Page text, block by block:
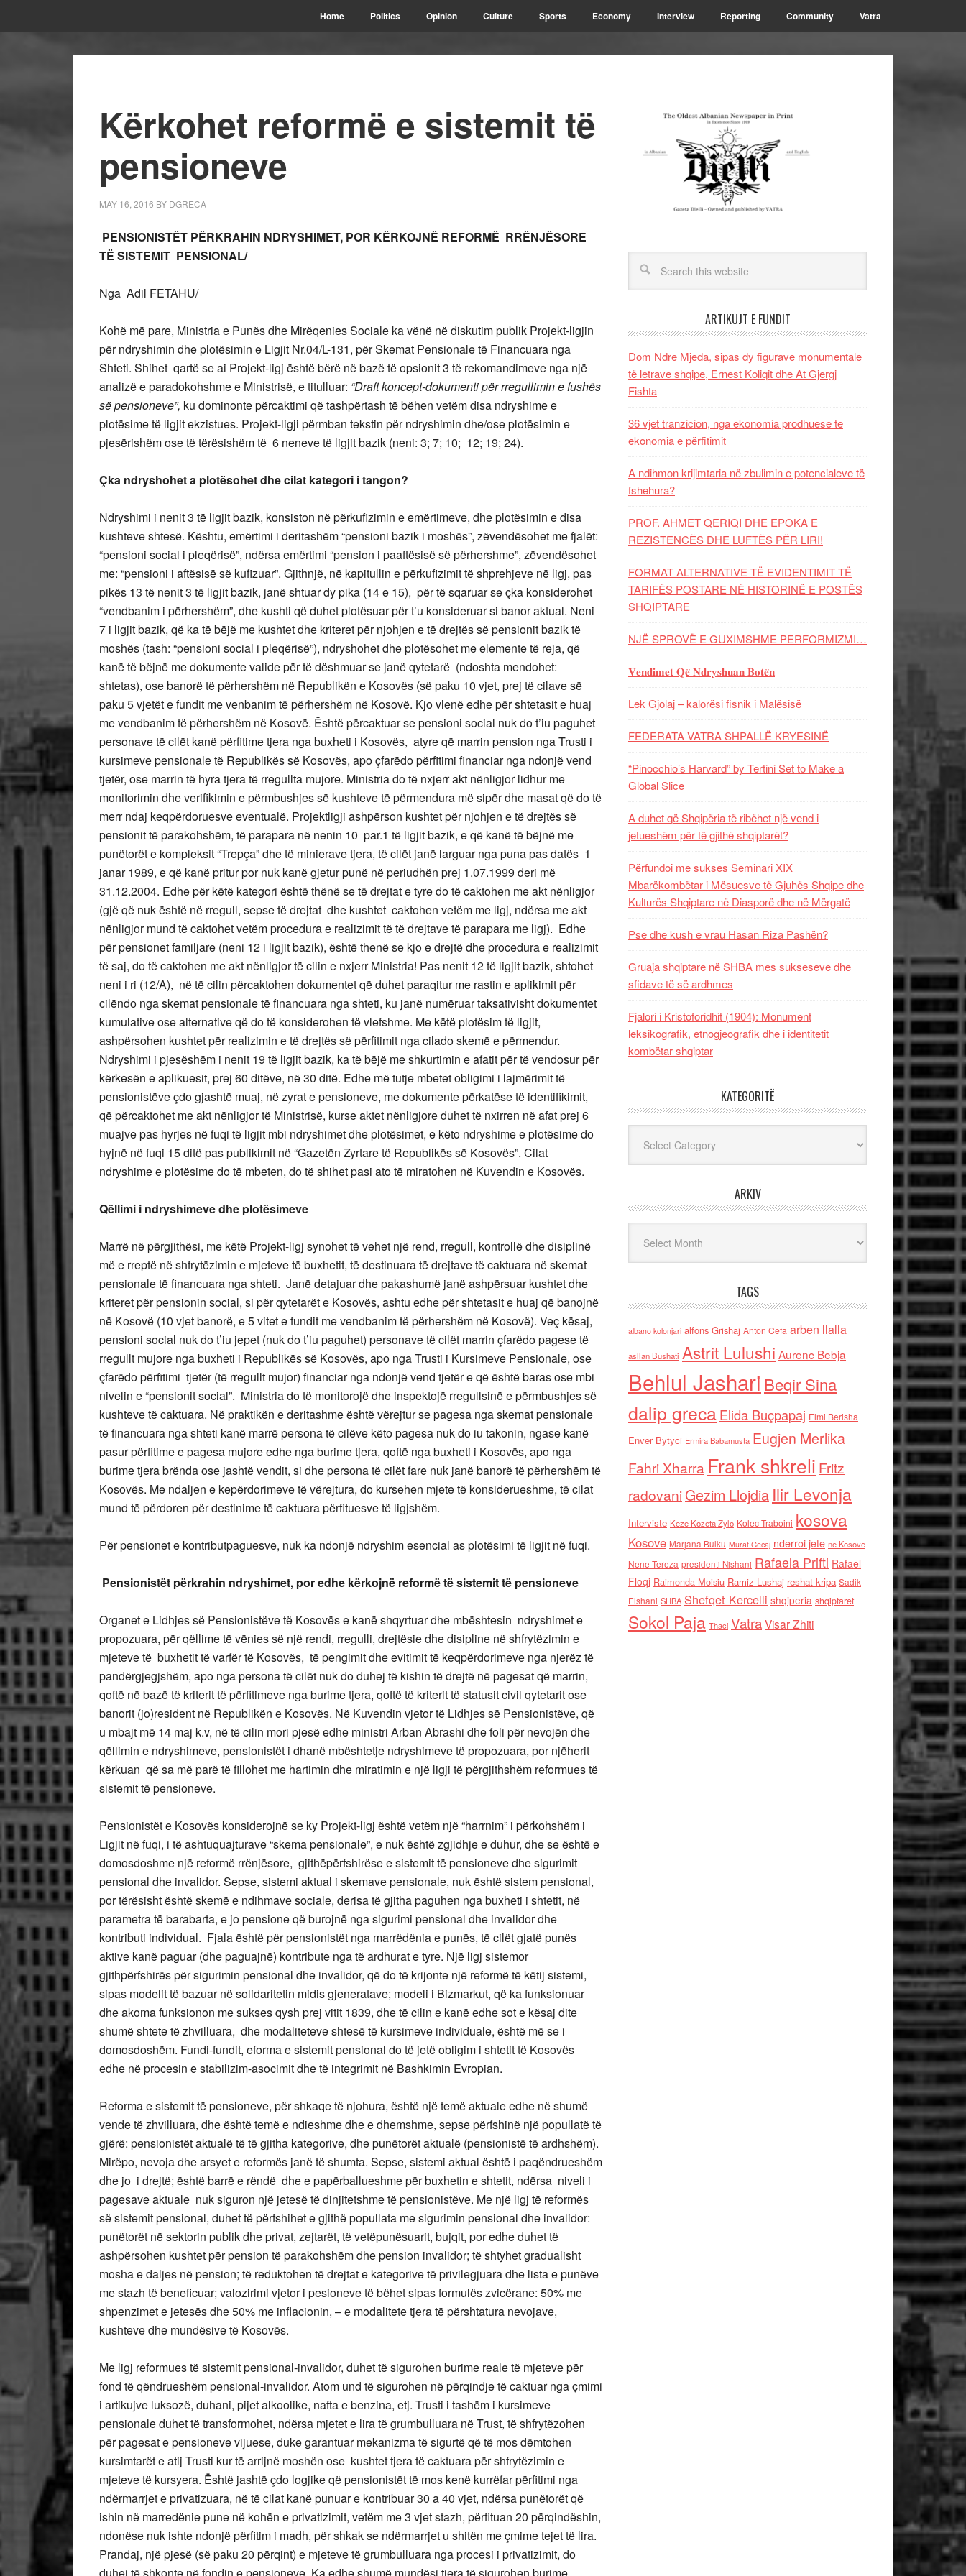
Home Politics Opinion Culture Sports Economy Interview Reporting Community Vatra
Kërkohet reformë e sistemit të
pensioneve
MAY 16, 2016 BY DGRECA
PENSIONISTËT PËRKRAHIN NDRYSHIMET, POR KËRKOJNË REFORMË RRËNJËSORE
TË SISTEMIT PENSIONAL/
Nga Adil FETAHU/
Kohë më pare, Ministria e Punës dhe Mirëqenies Sociale ka vënë në diskutim publik Projekt-ligjin
për ndryshimin dhe plotësimin e Ligjit Nr.04/L-131, për Skemat Pensionale të Financuara nga
Shteti. Shihet qartë se ai Projekt-ligj është bërë në bazë të opsionit 3 të rekomandimeve nga një
analizë e paradokohshme e Ministrisë, e titulluar: “Draft koncept-dokumenti për rregullimin e fushës
së pensioneve”, ku dominonte përcaktimi që tashpërtash të bëhen vetëm disa ndryshime e
plotësime të ligjit ekzistues. Projekt-ligji përmban tekstin për ndryshimin dhe/ose plotësimin e
pjesërishëm ose të tërësishëm të 6 neneve të ligjit bazik (neni: 3; 7; 10; 12; 19; 24).
Çka ndryshohet a plotësohet dhe cilat kategori i tangon?
Ndryshimi i nenit 3 të ligjit bazik, konsiston në përkufizimin e emërtimeve, dhe plotësimin e disa
kushteve shtesë. Kështu, emërtimi i deritashëm “pensioni bazik i moshës”, zëvendësohet me fjalët:
“pensioni social i pleqërisë”, ndërsa emërtimi “pension i paaftësisë së përhershme”, zëvendësohet
me: “pensioni i aftësisë së kufizuar”. Gjithnjë, në kapitullin e përkufizimit të shprehjeve në ligj, pas
pikës 13 të nenit 3 të ligjit bazik, janë shtuar dy pika (14 e 15), për të sqaruar se çka konsiderohet
“vendbanim i përhershëm”, dhe kushti që duhet plotësuar për t’u konsideruar si banor aktual. Neni
7 i ligjit bazik, që ka të bëjë me kushtet dhe kriteret për njohjen e të drejtës së pensionit bazik të
moshës (tash: “pensioni social i pleqërisë”), ndryshohet dhe plotësohet me elemente të reja, që
kanë të bëjnë me dokumente valide për të dëshmuar se janë qytetarë (ndoshta mendohet:
shtetas), ose banorë të përhershëm në Republikën e Kosovës (së paku 10 vjet, prej të cilave së
paku 5 vjetët e fundit me venbanim të përhershëm në Kosovë. Kjo vlenë edhe për shtetasit e huaj
me vendbanim të përhershëm në Kosovë. Është përcaktuar se pensioni social nuk do t’iu paguhet
personave të cilët kanë përfitime tjera nga buxheti i Kosovës, atyre që marrin pension nga Trusti i
kursimeve pensionale të Republikës së Kosovës, apo çfarëdo përfitimi financiar nga ndonjë vend
tjetër, ose marrin të hyra tjera të rregullta mujore. Ministria do të nxjerr akt nënligjor lidhur me
monitorimin dhe verifikimin e përmbushjes së kushteve të përmendura më sipër dhe masat që do të
merr ndaj keqpërdoruesve eventualë. Projektligji ashpërson kushtet për njohjen e të drejtës së
pensionit të parakohshëm, të parapara në nenin 10 par.1 të ligjit bazik, e që kanë të bëjnë me
punëtorët e kompleksit “Trepça” dhe të minierave tjera, të cilët janë larguar nga puna pas datës 1
janar 1989, e që kanë pritur por nuk kanë gjetur punë në periudhën prej 1.07.1999 deri më
31.12.2004. Edhe për këtë kategori është thënë se të drejtat e tyre do të caktohen me akt nënligjor
(gjë që nuk është në rregull, sepse të drejtat dhe kushtet caktohen vetëm me ligj, ndërsa me akt
nënligjor mund të caktohet vetëm procedura e realizimit të të drejtave të parapara me ligj). Edhe
për pensionet familjare (neni 12 i ligjit bazik), është thenë se kjo e drejtë dhe procedura e realizimit
të saj, do të caktohen me akt nënligjor të cilin e nxjerr Ministria! Pas nenit 12 të ligjit bazik, shtohet
neni i ri (12/A), në të cilin përcaktohen dokumentet që duhet paraqitur me rastin e aplikimit për
cilëndo nga skemat pensionale të financuara nga shteti, ku janë numëruar taksativisht dokumentet
kumulative ose alternative që do të konsiderohen të vlefshme. Me këtë plotësim të ligjit,
ashpërsohen kushtet për realizimin e të drejtës së përfitimit nga cilado skemë e përmendur.
Ndryshimi i pjesëshëm i nenit 19 të ligjit bazik, ka të bëjë me shkurtimin e afatit për të vendosur për
kërkesën e aplikuesit, prej 60 ditëve, në 30 ditë. Edhe më tutje mbetet obligimi i lajmërimit të
pensionistëve çdo gjashtë muaj, në zyrat e pensioneve, me dokumente përkatëse të identifikimit,
që përcaktohet me akt nënligjor të Ministrisë, kurse aktet nënligjore duhet të nxirren në afat prej 6
muajve pas hyrjes në fuqi të ligjit mbi ndryshimet dhe plotësimet, e këto ndryshime e plotësime do
hyjnë në fuqi 15 ditë pas publikimit në “Gazetën Zyrtare të Republikës së Kosovës”. Cilat
ndryshime e plotësime do të mbeten, do të shihet pasi ato të miratohen në Kuvendin e Kosovës.
Qëllimi i ndryshimeve dhe plotësimeve
Marrë në përgjithësi, me këtë Projekt-ligj synohet të vehet një rend, rregull, kontrollë dhe disiplinë
më e rreptë në shfrytëzimin e mjeteve të buxhetit, të destinuara të drejtave të caktuara në skemat
pensionale të financuara nga shteti. Janë detajuar dhe pakashumë janë ashpërsuar kushtet dhe
kriteret për pensionin social, si për qytetarët e Kosovës, ashtu edhe për shtetasit e huaj që banojnë
në Kosovë (10 vjet banorë, e 5 vitet e fundit me vendbanim të përhershëm në Kosovë). Veç kësaj,
pensioni social nuk do t’iu jepet (nuk do t’iu paguhet) personave të cilët marrin çfarëdo pagese të
rregullt mujore nga buxheti i Republikës së Kosovës, apo nga Trusti i Kursimeve Pensionale, ose
çfarëdo përfitimi tjetër (të rregullt mujor) financiar nga ndonjë vend tjetër e që është baras ose mbi
nivelin e “pensionit social”. Ministria do të monitorojë dhe inspektojë rregullsinë e përmbushjes së
kushteve të caktuara. Në praktikën e deritashme është vërejtur se pagesa nga skemat pensionale
të financuara nga shteti kanë marrë persona të cilëve këto pagesa nuk do iu takonin, ngase kanë
pasur përfitime e pagesa mujore edhe nga burime tjera, qoftë nga buxheti i Kosovës, apo nga
burime tjera brënda ose jashtë vendit, si dhe persona të cilët fare nuk janë banorë të përhershëm të
Kosovës. Me ndaljen e kepërdorimeve të vërejtura, do kursehen mjete të konsiderueshme, të cilat
mund të përdoren për destinime të caktuara përfituesve të ligjshëm.
Për pensionet e kontributpaguesve, nuk ka ndonjë ndryshim esencial as plotësimi të ligjit në fuqi.
Pensionistët përkrahin ndryshimet, por edhe kërkojnë reformë të sistemit të pensioneve
Organet e Lidhjes së Pensionistëve të Kosovës e kanë shqyrtuar dhe mbështesin ndryshimet e
propozuara, për qëllime të vënies së një rendi, rregulli, drejtësie dhe disipline në shfrytëzimin e
mjeteve të buxhetit të varfër të Kosovës, të pengimit dhe evitimit të keqpërdorimeve nga njerëz të
pandërgjegjshëm, apo nga persona të cilët nuk do duhej të kishin të drejtë në pagesat që marrin,
qoftë në bazë të kriterit të përfitimeve nga burime tjera, qoftë të kriterit të statusit civil qytetarit ose
banorit (jo)resident në Republikën e Kosovës. Në Kuvendin vjetor të Lidhjes së Pensionistëve, që
u mbajt më 14 maj k.v, në të cilin mori pjesë edhe ministri Arban Abrashi dhe foli për nevojën dhe
qëllimin e ndryshimeve, pensionistët i dhanë mbështetje ndryshimeve të propozuara, por njëherit
kërkuan që sa më parë të fillohet me hartimin dhe miratimin e një ligji të përgjithshëm reformues të
sistemit të pensioneve.
Pensionistët e Kosovës konsiderojnë se ky Projekt-ligj është vetëm një “harrnim” i përkohshëm i
Ligjit në fuqi, i të ashtuquajturave “skema pensionale”, e nuk është zgjidhje e duhur, dhe se është e
domosdoshme një reformë rrënjësore, gjithëpërfshirëse e sistemit të pensioneve dhe sigurimit
pensional dhe invalidor. Sepse, sistemi aktual i skemave pensionale, nuk është sistem pensional,
por tërësisht është skemë e ndihmave sociale, derisa të gjitha paguhen nga buxheti i shtetit, në
parametra të barabarta, e jo pensione që burojnë nga sigurimi pensional dhe invalidor dhe
kontributi individual. Fjala është për pensionistët nga marrëdënia e punës, të cilët gjatë punës
aktive kanë paguar (dhe paguajnë) kontribute nga të ardhurat e tyre. Një ligj sistemor
gjithpërfshirës për sigurimin pensional dhe invalidor, që do të krijonte një reformë të këtij sistemi,
sipas modelit të bazuar në solidaritetin midis gjeneratave; modeli i Bizmarkut, që ka funksionuar
dhe akoma funksionon me sukses qysh prej vitit 1839, dhe të cilin e kanë edhe sot e kësaj dite
shumë shtete të zhvilluara, dhe modaliteteve shtesë të kursimeve individuale, është më se i
domosdoshëm. Fundi-fundit, eforma e sistemit pensional do të jetë obligim i shtetit të Kosovës
edhe në procesin e stabilizim-asocimit dhe të integrimit në Bashkimin Evropian.
Reforma e sistemit të pensioneve, për shkaqe të njohura, është një temë aktuale edhe në shumë
vende të zhvilluara, dhe është temë e ndieshme dhe e dhemshme, sepse përfshinë një popullatë të
gjërë: pensionistët aktualë të të gjitha kategorive, dhe punëtorët aktualë (pensionistë të ardhshëm).
Mirëpo, nevoja dhe arsyet e reformës janë të shumta. Sepse, sistemi aktual është i paqëndrueshëm
dhe jo i drejtë; është barrë e rëndë dhe e papërballueshme për buxhetin e shtetit, ndërsa niveli i
pagesave aktuale nuk siguron një jetesë të dinjitetshme të pensionistëve. Me një ligj të reformës
së sistemit pensional, duhet të përfshihet e gjithë popullata me sigurimin pensional dhe invalidor:
punëtorët në sektorin publik dhe privat, zejtarët, të vetëpunësuarit, bujqit, por edhe duhet të
ashpërsohen kushtet për pension të parakohshëm dhe pension invalidor; të shtyhet gradualisht
mosha e daljes në pension; të reduktohen të drejtat e kategorive të privilegjuara dhe lista e punëve
me stazh të beneficuar; valozirimi vjetor i pesioneve të bëhet sipas formulës zvicërane: 50% me
shpenzimet e jetesës dhe 50% me inflacionin, – e modalitete tjera të përshtatura nevojave,
kushteve dhe mundësive të Kosovës.
Me ligj reformues të sistemit pensional-invalidor, duhet të sigurohen burime reale të mjeteve për
fond të qëndrueshëm pensional-invalidor. Atom und të sigurohen në përqindje të caktuar nga çmimi
i artikujve luksozë, duhani, pijet alkoolike, nafta e benzina, etj. Trusti i tashëm i kursimeve
pensionale duhet të transformohet, ndërsa mjetet e lira të grumbulluara në Trust, të shfrytëzohen
për pagesat e pensioneve vijuese, duke garantuar mekanizma të sigurtë që të mos dëmtohen
kursimtarët e atij Trusti kur të arrijnë moshën ose kushtet tjera të caktuara për shfrytëzimin e
mjeteve të kursyera. Është jashtë çdo logjike që pensionistët të mos kenë kurrëfar përfitimi nga
ndërmarrjet e privatizuara, në të cilat kanë punuar e kontribuar 30 a 40 vjet, ndërsa punëtorët që
ishin në marredënie pune në kohën e privatizimit, vetëm me 3 vjet stazh, përfituan 20 përqindëshin,
ndonëse nuk ishte ndonjë përfitim i madh, për shkak se ndërmarrjet u shitën me çmime tejet të lira.
Prandaj, një pjesë (së paku 20 përqint) e mjeteve të grumbulluara nga procesi i privatizimit, do
ARTIKUJT E FUNDIT
Dom Ndre Mjeda, sipas dy figurave monumentale
të letrave shqipe, Ernest Koliqit dhe At Gjergj
Fishta
36 vjet tranzicion, nga ekonomia prodhuese te
ekonomia e përfitimit
A ndihmon krijimtaria në zbulimin e potencialeve të
fshehura?
PROF. AHMET QERIQI DHE EPOKA E
REZISTENCЁS DHE LUFTЁS PЁR LIRI!
FORMAT ALTERNATIVE TË EVIDENTIMIT TË
TARIFËS POSTARE NË HISTORINË E POSTËS
SHQIPTARE
NJË SPROVË E GUXIMSHME PERFORMIZMI…
𝐕𝐞𝐧𝐝𝐢𝐦𝐞𝐭 𝐐𝐞̈ 𝐍𝐝𝐫𝐲𝐬𝐡𝐮𝐚𝐧 𝐁𝐨𝐭𝐞̈𝐧
Lek Gjolaj – kalorësi fisnik i Malësisë
FEDERATA VATRA SHPALLË KRYESINË
“Pinocchio’s Harvard” by Tertini Set to Make a
Global Slice
A duhet që Shqipëria të ribëhet një vend i
jetueshëm për të gjithë shqiptarët?
Përfundoi me sukses Seminari XIX
Mbarëkombëtar i Mësuesve të Gjuhës Shqipe dhe
Kulturës Shqiptare në Diasporë dhe në Mërgatë
Pse dhe kush e vrau Hasan Riza Pashën?
Gruaja shqiptare në SHBA mes sukseseve dhe
sfidave të së ardhmes
Fjalori i Kristoforidhit (1904): Monument
leksikografik, etnogjeografik dhe i identitetit
kombëtar shqiptar
KATEGORITË
ARKIV
TAGS
albano kolonjari alfons Grishaj Anton Cefa arben llalla
asllan Bushati Astrit Lulushi Aurenc Bebja
Behlul Jashari Beqir Sina
dalip grecaElida Buçpapaj Elmi Berisha
Enver Bytyci Ermira Babamusta Eugjen Merlika
Fahri Xharra Frank shkreli Fritz
radovaniGezim Llojdia Ilir Levonja
Interviste Keze Kozeta Zylo Kolec Traboini kosova
Kosove Marjana Bulku Murat Gecaj nderroi jete ne Kosove
Nene Tereza presidenti Nishani Rafaela Prifti Rafael
Floqi Raimonda Moisiu Ramiz Lushaj reshat kripa Sadik
Elshani SHBA Shefqet Kercelli shqiperia shqiptaret
Sokol Paja Thaci VatraVisar Zhiti